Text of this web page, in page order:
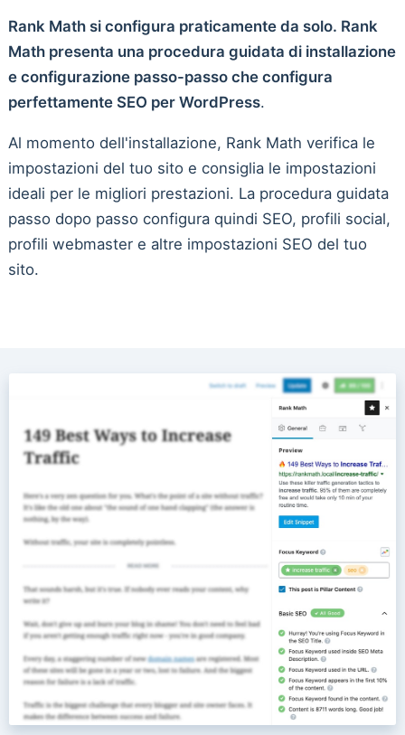
Rank Math si configura praticamente da solo. Rank
Math presenta una procedura guidata di installazione
e configurazione passo-passo che configura
perfettamente SEO per WordPress.
Al momento dell'installazione, Rank Math verifica le
impostazioni del tuo sito e consiglia le impostazioni
ideali per le migliori prestazioni. La procedura guidata
passo dopo passo configura quindi SEO, profili social,
profili webmaster e altre impostazioni SEO del tuo
sito.